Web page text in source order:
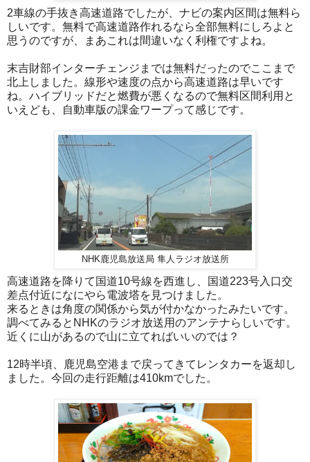
2車線の手抜き高速道路でしたが、ナビの案内区間は無料ら
しいです。無料で高速道路作れるなら全部無料にしろよと
思うのですが、まあこれは間違いなく利権ですよね。
末吉財部インターチェンジまでは無料だったのでここまで
北上しました。線形や速度の点から高速道路は早いです
ね。ハイブリッドだと燃費が悪くなるので無料区間利用と
いえども、自動車版の課金ワープって感じです。
NHK鹿児島放送局 隼人ラジオ放送所
高速道路を降りて国道10号線を西進し、国道223号入口交
差点付近になにやら電波塔を見つけました。
来るときは角度の関係から気が付かなかったみたいです。
調べてみるとNHKのラジオ放送用のアンテナらしいです。
近くに山があるので山に立てればいいのでは？
12時半頃、鹿児島空港まで戻ってきてレンタカーを返却し
ました。今回の走行距離は410kmでした。